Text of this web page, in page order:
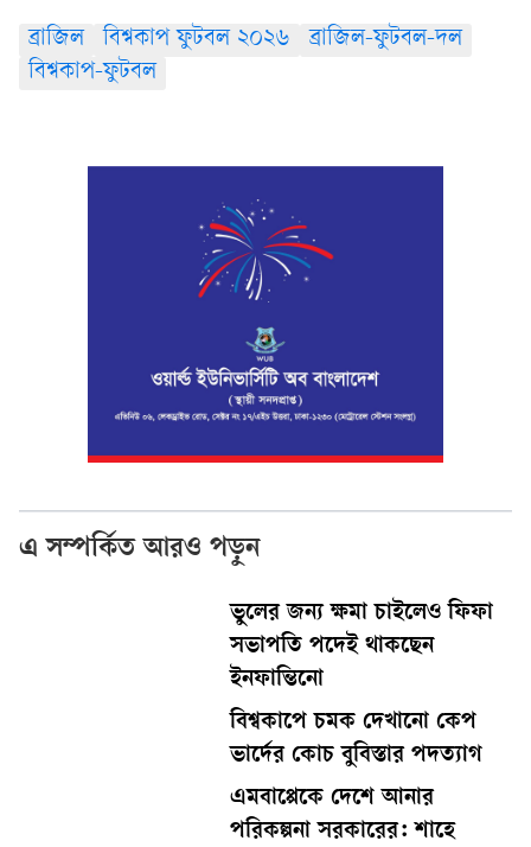
ব্রাজিল বিশ্বকাপ ফুটবল ২০২৬
ব্রাজিল-ফুটবল-দল
বিশ্বকাপ-ফুটবল
এ সম্পর্কিত আরও পড়ুন
ভুলের জন্য ক্ষমা চাইলেও ফিফা
সভাপতি পদেই থাকছেন
ইনফান্তিনো
বিশ্বকাপে চমক দেখানো কেপ
ভার্দের কোচ বুবিস্তার পদত্যাগ
এমবাপ্পেকে দেশে আনার
পরিকল্পনা সরকারের: শাহে